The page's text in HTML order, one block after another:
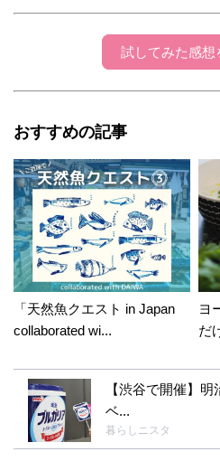
試してみた感想
おすすめの記事
「天然魚クエスト in Japan
collaborated wi...
ヨ
だ
【渋谷で開催】
ベ...
暮らしニスタ